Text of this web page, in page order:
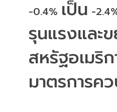
-0.4% เป็น -
รุนแรงและ
สหรัฐอเมริก
มาตรการค